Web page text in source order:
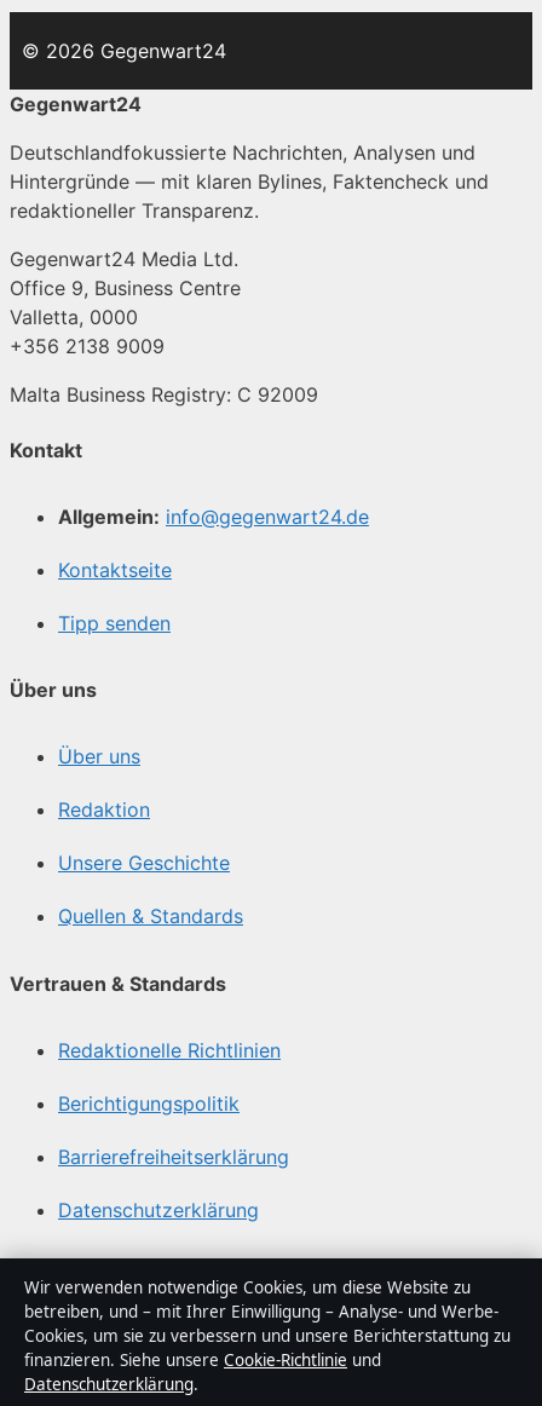
© 2026 Gegenwart24
Gegenwart24
Deutschlandfokussierte Nachrichten, Analysen und
Hintergründe — mit klaren Bylines, Faktencheck und
redaktioneller Transparenz.
Gegenwart24 Media Ltd.
Office 9, Business Centre
Valletta, 0000
+356 2138 9009
Malta Business Registry: C 92009
Kontakt
Allgemein: info@gegenwart24.de
Kontaktseite
Tipp senden
Über uns
Über uns
Redaktion
Unsere Geschichte
Quellen & Standards
Vertrauen & Standards
Redaktionelle Richtlinien
Berichtigungspolitik
Barrierefreiheitserklärung
Datenschutzerklärung
Über Gegenwart24 in Kürze
Gegenwart24 ist ein unabhängiger digitaler
Nachrichtenanbieter mit Fokus auf Politik, Wirtschaft,
Technik und Gesellschaft in Deutschland. Jeder Artikel
Wir verwenden notwendige Cookies, um diese Website zu
betreiben, und – mit Ihrer Einwilligung – Analyse- und Werbe-
Cookies, um sie zu verbessern und unsere Berichterstattung zu
finanzieren. Siehe unsere Cookie-Richtlinie und
Datenschutzerklärung.